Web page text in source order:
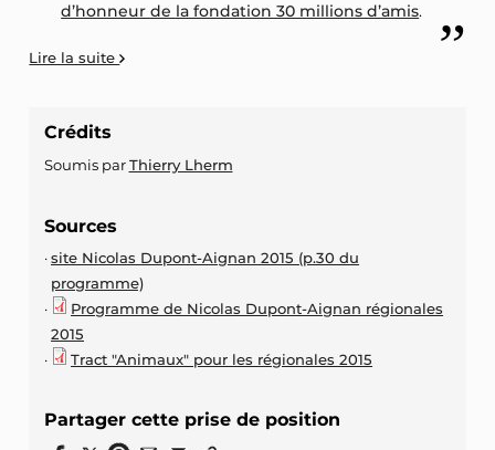
d’honneur de la fondation 30 millions d’amis.
Lire la suite
Crédits
Soumis parThierry Lherm
Sources
site Nicolas Dupont-Aignan 2015 (p.30 du
programme)
Programme de Nicolas Dupont-Aignan régionales
2015
Tract "Animaux" pour les régionales 2015
Partager cette prise de position